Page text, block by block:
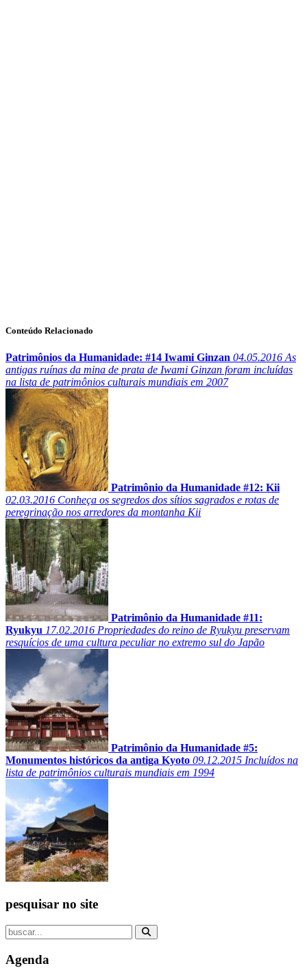
Conteúdo Relacionado
Patrimônios da Humanidade: #14 Iwami Ginzan 04.05.2016 As
antigas ruínas da mina de prata de Iwami Ginzan foram incluídas
na lista de patrimônios culturais mundiais em 2007
Patrimônio da Humanidade #12: Kii
02.03.2016 Conheça os segredos dos sítios sagrados e rotas de
peregrinação nos arredores da montanha Kii
Patrimônio da Humanidade #11:
Ryukyu 17.02.2016 Propriedades do reino de Ryukyu preservam
resquícios de uma cultura peculiar no extremo sul do Japão
Patrimônio da Humanidade #5:
Monumentos históricos da antiga Kyoto 09.12.2015 Incluídos na
lista de patrimônios culturais mundiais em 1994
pesquisar no site
Agenda